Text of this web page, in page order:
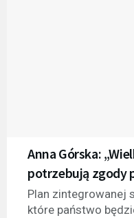
Anna Górska:
potrzebują zgody
Plan zintegrowanej
które państwo